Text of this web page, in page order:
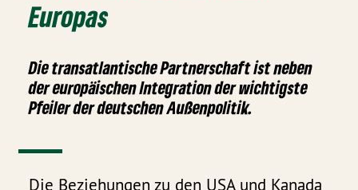
Europas
Die transatlantische Partnerschaft ist neben
der europäischen Integration der wichtigste
Pfeiler der deutschen Außenpolitik.
Die Beziehungen zu den USA und Kanada